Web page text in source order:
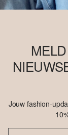
Jouw fashion-